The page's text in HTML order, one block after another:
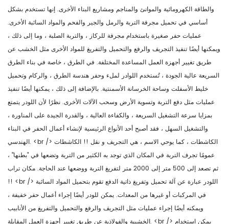
والطاقة الكهرومائية والموانئ والمناجم ومشاريع البناء الأخرى. إنها تستخدم بشكل
أساسي في تحميل مجرفة التربة والرمل والجير والفحم والمواد السائبة الأخرى.
عمليات حفر صغيرة باستخدام مجرفة للركاز ، والتربة الصلبة ، وما إلى ذلك ،
ويمكنها أيضًا تنفيذ التجريف والرفع والتحميل والتفريغ للمواد الأخرى مثل الخشب عن
طريق تغيير أجهزة العمل المساعدة المختلفة. في الطرق ، خاصة في بناء الطرق
السريعة عالية الجودة ، تُستخدم اللوادر لملء وحفر هندسة الطرق ، والركام وتحميل
خليط الأسفلت وساحة الخرسانة الأسمنتية. بالإضافة إلى ذلك ، يمكنها أيضًا تنفيذ
عمليات مثل دفع التربة وتسوية الأرض وسحب الآلات الأخرى. نظرًا لأن اللودر يتمتع
بمزايا سرعة التشغيل السريعة ، والكفاءة العالية ، والقدرة الجيدة على المناورة ،
والتشغيل السهل ، فقد أصبح أحد الأنواع الرئيسية لإنشاء أعمال الحفر في البناء
الهندسي. <br /> الكاشطات ، كما يوحي الاسم ، هي التجريف و نقل !! الكاشطات
عمومًا تجرف التربة في المكان الذي توجد به الكثير من التربة وتضعها في "بطنها" ،
ثم تصعد إلى 500 متر إلى 2000 متر لتفريغ التربة ووضعها عند الحاجة. مكان تراب
!! <br /> اللودر عبارة عن آلة تحميل وتفريغ ذاتية الدفع تقوم بتحميل المواد السائبة
في المركبات أو غيرها من المعدات. يمكن للودر أيضًا إجراء أعمال حفر خفيفة ،
ويمكنه أيضًا إجراء عمليات مثل التجريف والرفع والتحميل والتفريغ من الأنابيب
الخشبية والفولاذية عن طريق تغيير أجهزة العمل المقابلة. <br /> يمكن استخدام